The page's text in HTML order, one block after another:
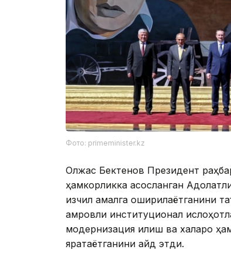
Фото: primeminister.kz
Олжас Бектенов Президент
ҳамкорликка асосланган
изчил амалга оширилаётганини
қамровли институционал
модернизация қилиш ва халқаро
яратаётганини қайд этди.